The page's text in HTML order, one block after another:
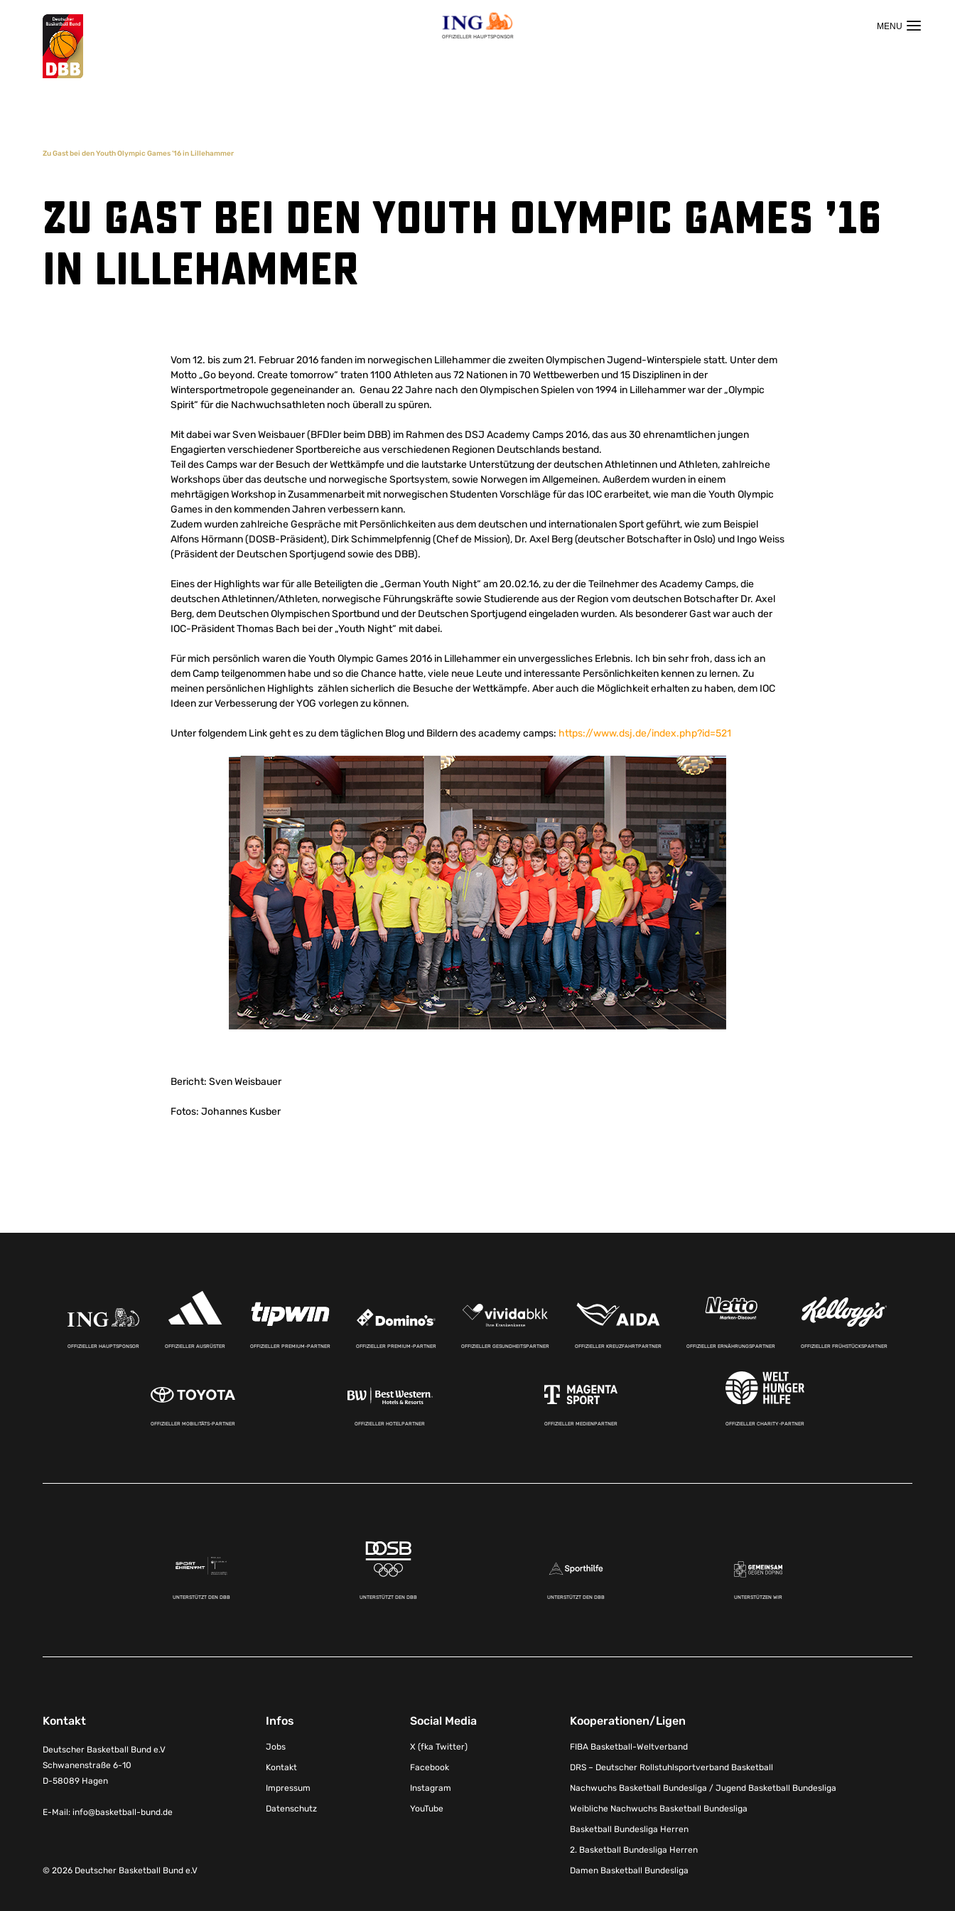
OFFIZIELLER HAUPTSPONSOR
Suchvorschläge
Zu Gast bei den Youth Olympic Games ’16 in Lillehammer
Zu Gast bei den Youth Olympic Games ’16
in Lillehammer
Vom 12. bis zum 21. Februar 2016 fanden im norwegischen Lillehammer die zweiten Olympischen Jugend-Winterspiele statt. Unter dem
Motto „Go beyond. Create tomorrow“ traten 1100 Athleten aus 72 Nationen in 70 Wettbewerben und 15 Disziplinen in der
Wintersportmetropole gegeneinander an. Genau 22 Jahre nach den Olympischen Spielen von 1994 in Lillehammer war der „Olympic
Spirit“ für die Nachwuchsathleten noch überall zu spüren.
Mit dabei war Sven Weisbauer (BFDler beim DBB) im Rahmen des DSJ Academy Camps 2016, das aus 30 ehrenamtlichen jungen
Engagierten verschiedener Sportbereiche aus verschiedenen Regionen Deutschlands bestand.
Teil des Camps war der Besuch der Wettkämpfe und die lautstarke Unterstützung der deutschen Athletinnen und Athleten, zahlreiche
Workshops über das deutsche und norwegische Sportsystem, sowie Norwegen im Allgemeinen. Außerdem wurden in einem
mehrtägigen Workshop in Zusammenarbeit mit norwegischen Studenten Vorschläge für das IOC erarbeitet, wie man die Youth Olympic
Games in den kommenden Jahren verbessern kann.
Zudem wurden zahlreiche Gespräche mit Persönlichkeiten aus dem deutschen und internationalen Sport geführt, wie zum Beispiel
Alfons Hörmann (DOSB-Präsident), Dirk Schimmelpfennig (Chef de Mission), Dr. Axel Berg (deutscher Botschafter in Oslo) und Ingo Weiss
(Präsident der Deutschen Sportjugend sowie des DBB).
Eines der Highlights war für alle Beteiligten die „German Youth Night“ am 20.02.16, zu der die Teilnehmer des Academy Camps, die
deutschen Athletinnen/Athleten, norwegische Führungskräfte sowie Studierende aus der Region vom deutschen Botschafter Dr. Axel
Berg, dem Deutschen Olympischen Sportbund und der Deutschen Sportjugend eingeladen wurden. Als besonderer Gast war auch der
IOC-Präsident Thomas Bach bei der „Youth Night“ mit dabei.
Für mich persönlich waren die Youth Olympic Games 2016 in Lillehammer ein unvergessliches Erlebnis. Ich bin sehr froh, dass ich an
dem Camp teilgenommen habe und so die Chance hatte, viele neue Leute und interessante Persönlichkeiten kennen zu lernen. Zu
meinen persönlichen Highlights zählen sicherlich die Besuche der Wettkämpfe. Aber auch die Möglichkeit erhalten zu haben, dem IOC
Ideen zur Verbesserung der YOG vorlegen zu können.
Unter folgendem Link geht es zu dem täglichen Blog und Bildern des academy camps: https://www.dsj.de/index.php?id=521
Bericht: Sven Weisbauer
Fotos: Johannes Kusber
OFFIZIELLER HAUPTSPONSOR OFFIZIELLER AUSRÜSTER OFFIZIELLER PREMIUM-PARTNER OFFIZIELLER PREMIUM-PARTNER OFFIZIELLER GESUNDHEITSPARTNER OFFIZIELLER KREUZFAHRTPARTNER OFFIZIELLER ERNÄHRUNGSPARTNER OFFIZIELLER FRÜHSTÜCKSPARTNER
OFFIZIELLER MOBILITÄTS-PARTNER OFFIZIELLER HOTELPARTNER OFFIZIELLER MEDIENPARTNER OFFIZIELLER CHARITY-PARTNER
UNTERSTÜTZT DEN DBB UNTERSTÜTZT DEN DBB UNTERSTÜTZT DEN DBB UNTERSTÜTZEN WIR
Kontakt
Deutscher Basketball Bund e.V
Schwanenstraße 6-10
D-58089 Hagen
E-Mail: info@basketball-bund.de
Infos
Jobs
Kontakt
Impressum
Datenschutz
Social Media
X (fka Twitter)
Facebook
Instagram
YouTube
Kooperationen/Ligen
FIBA Basketball-Weltverband
DRS – Deutscher Rollstuhlsportverband Basketball
Nachwuchs Basketball Bundesliga / Jugend Basketball Bundesliga
Weibliche Nachwuchs Basketball Bundesliga
Basketball Bundesliga Herren
2. Basketball Bundesliga Herren
Damen Basketball Bundesliga
© 2026 Deutscher Basketball Bund e.V